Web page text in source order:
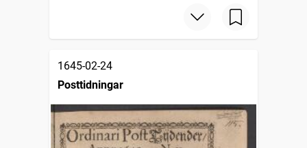
1645-02-24
Posttidningar